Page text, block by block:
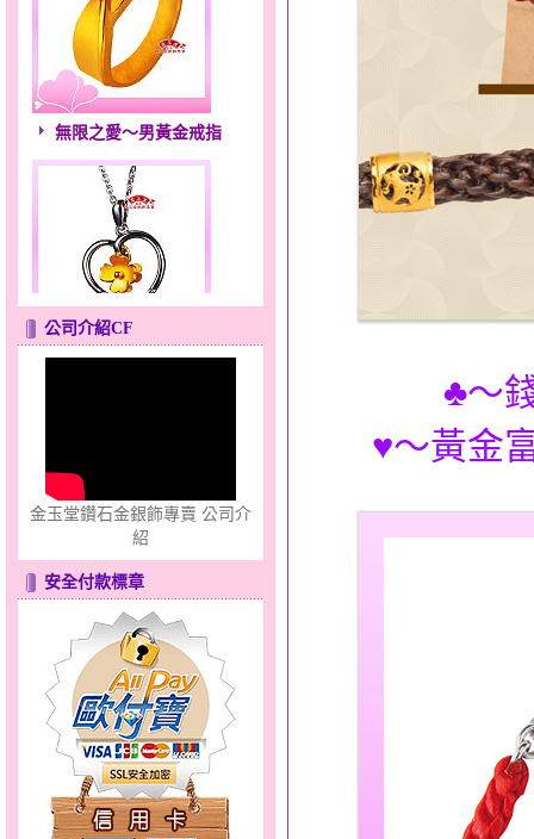
無限之愛～男黃金戒指
幸福祈願～金銀鋼套鍊
心之舞～金銀鋼套鍊
甜心女孩～金銀鋼女套鍊
公司介紹CF
金玉堂鑽石金銀飾專賣 公司介
紹
安全付款標章
♣～
♥～黃金